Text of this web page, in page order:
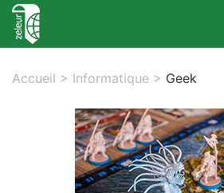
Accueil > Informatique > Geek